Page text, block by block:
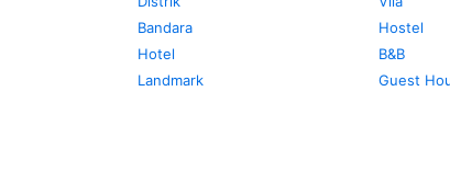
Bandara
Hotel
Landmark
Hostel
B&B
Guest